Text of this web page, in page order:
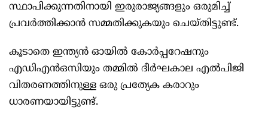
സ്ഥാപിക്കുന്നതിനായി ഇരുരാജ്യങ്ങളും ഒരുമിച്ച്
പ്രവർത്തിക്കാൻ സമ്മതിക്കുകയും ചെയ്തിട്ടുണ്ട്.
കൂടാതെ ഇന്ത്യൻ ഓയിൽ കോർപ്പറേഷനും
എഡിഎൻഒസിയും തമ്മിൽ ദീർഘകാല എൽപിജി
വിതരണത്തിനുള്ള ഒരു പ്രത്യേക കരാറും
ധാരണയായിട്ടുണ്ട്.